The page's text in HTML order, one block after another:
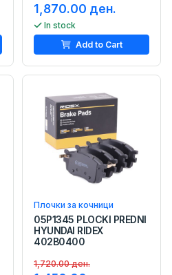
1,870.00 ден.
In stock
Add to Cart
Плочки за кочници
05P1345 PLOCKI PREDNI
HYUNDAI RIDEX
402B0400
1,720.00 ден.